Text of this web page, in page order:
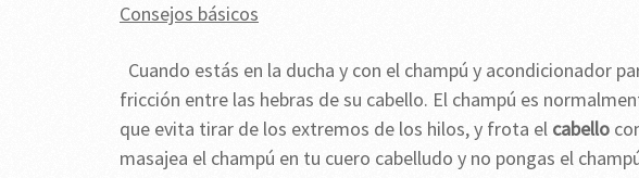
Consejos básicos
Cuando estás en la ducha y con el champú y acondicionador
fricción entre las hebras de su cabello. El champú es
que evita tirar de los extremos de los hilos, y frota el cabello
masajea el champú en tu cuero cabelludo y no pongas el